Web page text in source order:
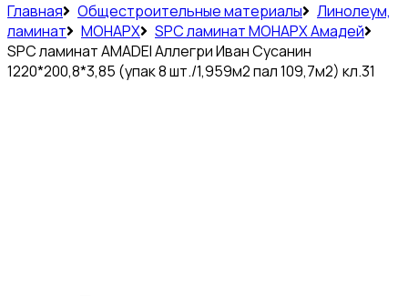
Главная Общестроительные материалы
Линолеум,
ламинат
МОНАРХ
SPC ламинат МОНАРХ Амадей
SPC ламинат AMADEI Аллегри Иван Сусанин
1220*200,8*3,85 (упак 8 шт./1,959м2 пал 109,7м2) кл.31